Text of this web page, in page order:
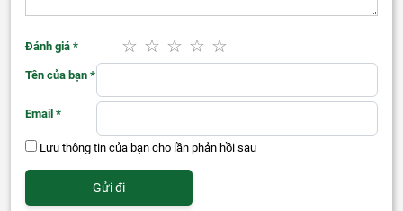
Đánh giá *
Tên của bạn *
Email *
Lưu thông tin của bạn cho lần phản hồi sau